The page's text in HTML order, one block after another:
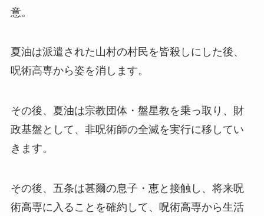
意。
夏油は派遣された山村の村民を皆殺しにした後、
呪術高専から姿を消します。
その後、夏油は宗教団体・盤星教を乗っ取り、財
政基盤として、非呪術師の全滅を実行に移してい
きます。
その後、五条は甚爾の息子・恵と接触し、将来呪
術高専に入ることを確約して、呪術高専から生活